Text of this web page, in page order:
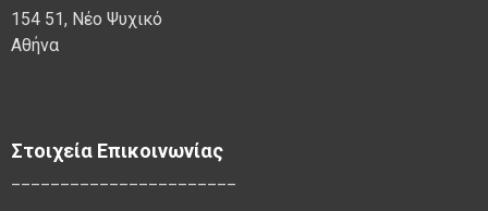
154 51, Νέο Ψυχικό
Αθήνα
Στοιχεία Επικοινωνίας